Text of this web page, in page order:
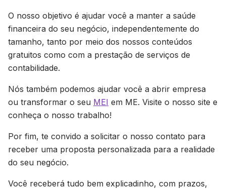
O nosso objetivo é ajudar você a manter a saúde
financeira do seu negócio, independentemente do
tamanho, tanto por meio dos nossos conteúdos
gratuitos como com a prestação de serviços de
contabilidade.
Nós também podemos ajudar você a abrir empresa
ou transformar o seu MEI em ME. Visite o nosso site e
conheça o nosso trabalho!
Por fim, te convido a solicitar o nosso contato para
receber uma proposta personalizada para a realidade
do seu negócio.
Você receberá tudo bem explicadinho, com prazos,